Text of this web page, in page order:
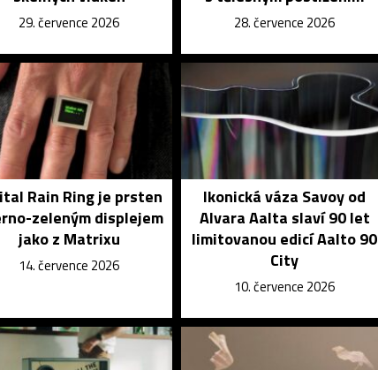
29. července 2026 28. července 2026
Rain Ring je prsten
zeleným displejem
jako z Matrixu
14. července 2026
Ikonická váza Savoy od
Alvara Aalta slaví 90 let
limitovanou edicí Aalto 90
City
10. července 2026